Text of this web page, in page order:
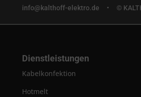
info@kalthoff-elektro.de • ©
Dienstleistungen
Kabelkonfektion
Hotmelt